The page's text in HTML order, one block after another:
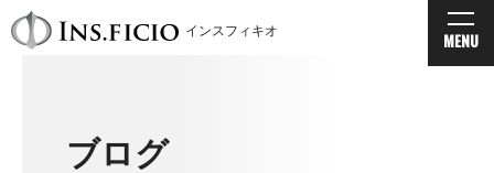
インスフィキオ MENU
ブログ